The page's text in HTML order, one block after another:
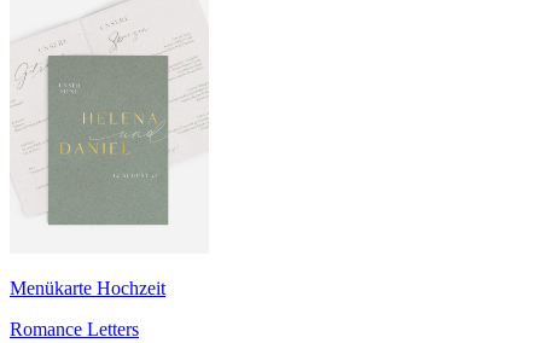
Menükarte Hochzeit
Romance Letters